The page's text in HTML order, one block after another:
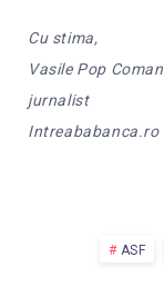
Cu stima,
Vasile Pop Coman
jurnalist
Intreababanca.ro
ASF